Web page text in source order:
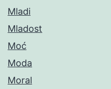
Mladi
Mladost
Moć
Moda
Moral